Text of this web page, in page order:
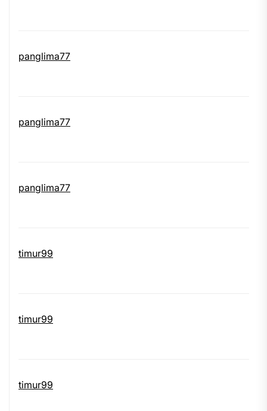
panglima77
panglima77
panglima77
timur99
timur99
timur99